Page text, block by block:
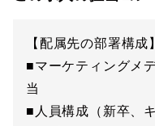
【配属先の部署構成】
■マーケティングメ
当
■人員構成（新卒、